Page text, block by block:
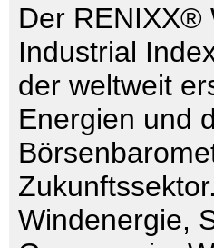
Der RENIXX®
Industrial
der weltweit
Energien und
Windenergie,